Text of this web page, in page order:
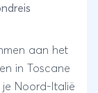
aan het
in Toscane
Noord-Italië